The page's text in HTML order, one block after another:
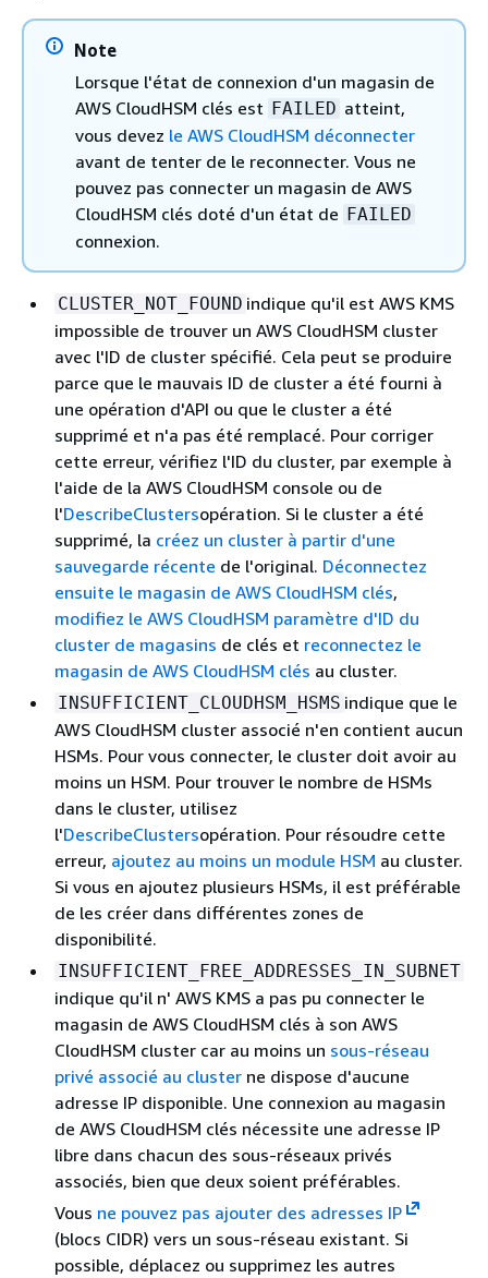
Note
Lorsque l'état de connexion d'un magasin de
AWS CloudHSM clés est FAILED atteint,
vous devez le AWS CloudHSM déconnecter
avant de tenter de le reconnecter. Vous ne
pouvez pas connecter un magasin de AWS
CloudHSM clés doté d'un état de FAILED
connexion.
CLUSTER_NOT_FOUND indique qu'il est AWS KMS
impossible de trouver un AWS CloudHSM cluster
avec l'ID de cluster spécifié. Cela peut se produire
parce que le mauvais ID de cluster a été fourni à
une opération d'API ou que le cluster a été
supprimé et n'a pas été remplacé. Pour corriger
cette erreur, vérifiez l'ID du cluster, par exemple à
l'aide de la AWS CloudHSM console ou de
l'DescribeClustersopération. Si le cluster a été
supprimé, la créez un cluster à partir d'une
sauvegarde récente de l'original. Déconnectez
ensuite le magasin de AWS CloudHSM clés,
modifiez le AWS CloudHSM paramètre d'ID du
cluster de magasins de clés et reconnectez le
magasin de AWS CloudHSM clés au cluster.
INSUFFICIENT_CLOUDHSM_HSMS indique que le
AWS CloudHSM cluster associé n'en contient aucun
HSMs. Pour vous connecter, le cluster doit avoir au
moins un HSM. Pour trouver le nombre de HSMs
dans le cluster, utilisez
l'DescribeClustersopération. Pour résoudre cette
erreur, ajoutez au moins un module HSM au cluster.
Si vous en ajoutez plusieurs HSMs, il est préférable
de les créer dans différentes zones de
disponibilité.
INSUFFICIENT_FREE_ADDRESSES_IN_SUBNET
indique qu'il n' AWS KMS a pas pu connecter le
magasin de AWS CloudHSM clés à son AWS
CloudHSM cluster car au moins un sous-réseau
privé associé au cluster ne dispose d'aucune
adresse IP disponible. Une connexion au magasin
de AWS CloudHSM clés nécessite une adresse IP
libre dans chacun des sous-réseaux privés
associés, bien que deux soient préférables.
Vous ne pouvez pas ajouter des adresses IP
(blocs CIDR) vers un sous-réseau existant. Si
possible, déplacez ou supprimez les autres